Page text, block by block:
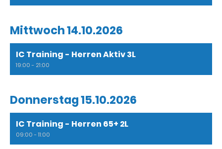
Mittwoch 14.10.2026
IC Training - Herren Aktiv 3L
19:00 - 21:00
Donnerstag 15.10.2026
IC Training - Herren 65+ 2L
09:00 - 11:00